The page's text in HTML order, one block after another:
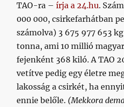
TAO-ra – írja a 24.hu.
000 000, csirkefarhátban
számolva) 3 675 977 653
tonna, ami 10 millió
fejenként 368 kiló. A TAO
vetítve pedig egy életre
lakosság a csirkét, ha
ennie belőle. (Mekkora